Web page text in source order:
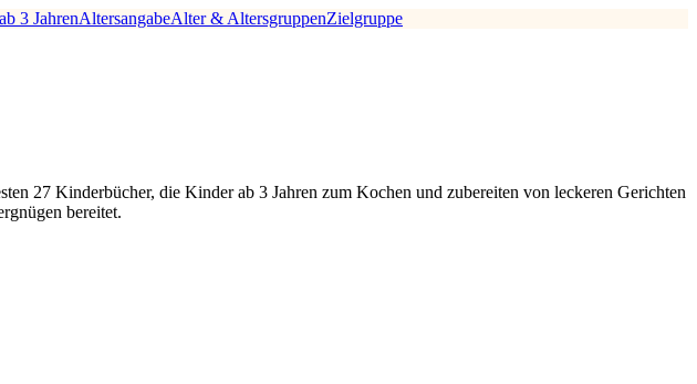
ab 3 JahrenAltersangabeAlter & AltersgruppenZielgruppe
27 Kinderbücher, die Kinder ab 3 Jahren zum Kochen und zubereiten von leckeren Gerichten
bereitet.